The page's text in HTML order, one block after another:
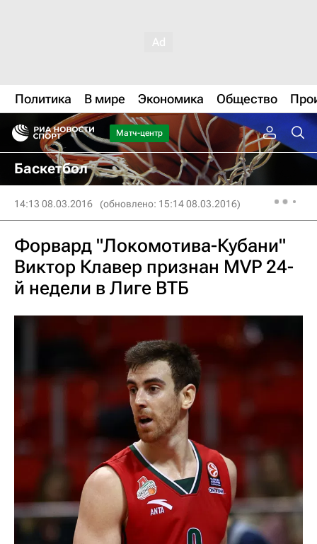
Политика В мире Экономика Общество
Матч-центр
Баскетбол
14:13 08.03.2016 (обновлено: 15:14 08.03.2016)
Форвард "Локомотива-Кубани"
Виктор Клавер признан MVP 24-
й недели в Лиге ВТБ